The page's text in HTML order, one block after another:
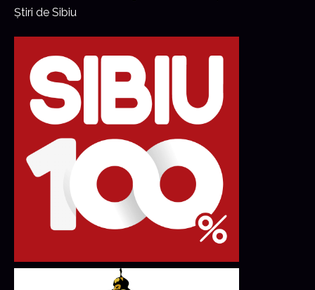
Știri de Sibiu